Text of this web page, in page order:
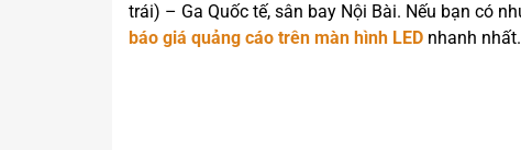
trái) – Ga Quốc tế, sân bay Nội Bài. Nếu bạn có
báo giá quảng cáo trên màn hình LED nhanh nhất.